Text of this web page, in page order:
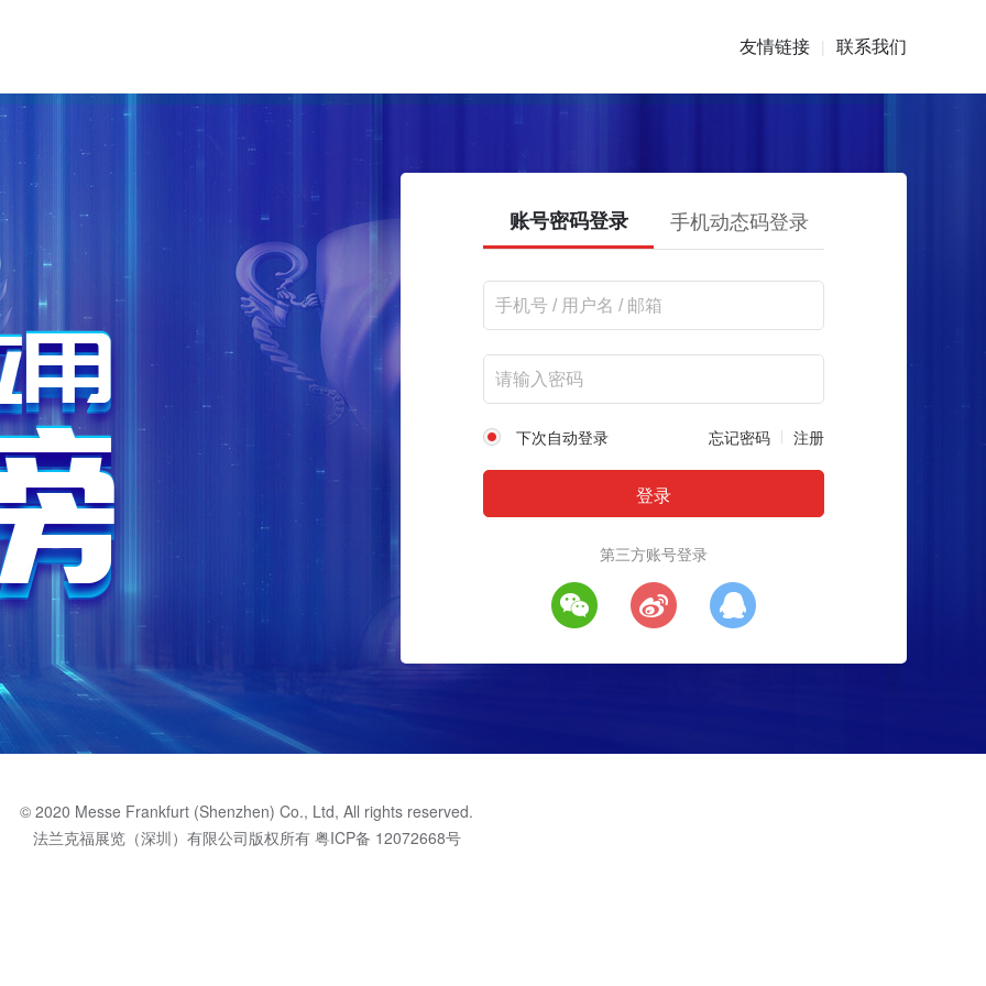
友情链接 | 联系我们
账号密码登录 手机动态码登录
下次自动登录 忘记密码 注册
第三方账号登录
© 2020 Messe Frankfurt (Shenzhen) Co., Ltd, All rights reserved.
法兰克福展览（深圳）有限公司版权所有 粤ICP备 12072668号